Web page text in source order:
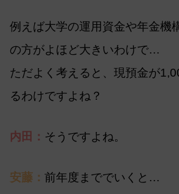
例えば大学の運用資金や年金機
の方がよほど大きいわけで…
ただよく考えると、現預金が
るわけですよね？
内田： そうですよね。
安藤： 前年度まででいくと…